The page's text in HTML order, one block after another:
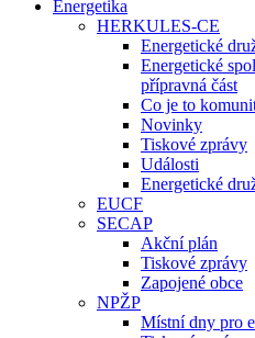
Energetika
HERKULES-CE
Energetické
Energetické
přípravná část
Co je to
Novinky
Tiskové zprávy
Události
Energetické
EUCF
SECAP
Akční plán
Tiskové zprávy
Zapojené obce
NPŽP
Místní dny pro